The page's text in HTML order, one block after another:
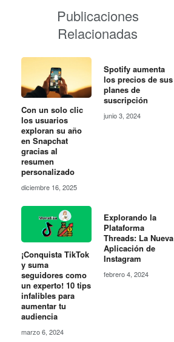
Publicaciones
Relacionadas
Con un solo clic
los usuarios
exploran su año
en Snapchat
gracias al
resumen
personalizado
diciembre 16, 2025
Spotify aumenta
los precios de sus
planes de
suscripción
junio 3, 2024
¡Conquista TikTok
y suma
seguidores como
un experto! 10 tips
infalibles para
aumentar tu
audiencia
marzo 6, 2024
Explorando la
Plataforma
Threads: La Nueva
Aplicación de
Instagram
febrero 4, 2024